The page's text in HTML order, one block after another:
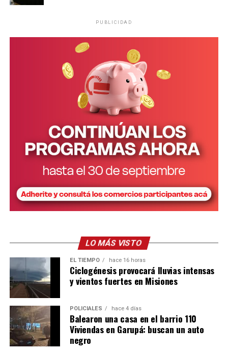
Esta comunidad se encuentra ubicada a 22 kilómetros de
la ruta nacional 12, por lo que la única forma de acceder
es a pie o a través de vehículos contratados de manera
En los últimos años, Puente Quemado II fue blanco de
denuncias por parte del empresario forestal Ruff, quien
reclama la restitución de los lotes 71 al 78, territorio
que fue relevado en el marco de la Ley 26.160.
pasado 17 de julio por el juez de Instrucción Dos de
Jardín América, a cargo del juezRoberto Sena
suspendida tras la apelación presentada por abogados
del Equipo Misiones de Pastoral Aborigen (Emipa).
Ministerio Público Fiscal, por lo que, tras 48 horas de la
ejecución, la Fiscalía de Instrucción Uno de Puerto Rico,
a cargo deHéctor Simón,
PUBLICIDAD
LO MÁS VISTO
EL TIEMPO hace 16 horas
Ciclogénesis provocará lluvias intensas
y vientos fuertes en Misiones
POLICIALES hace 4 días
Balearon una casa en el barrio 110
Viviendas en Garupá: buscan un auto
negro